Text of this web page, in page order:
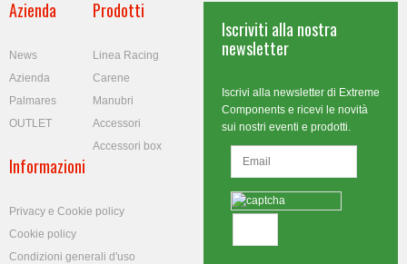
Azienda
News
Azienda
Palmares
OUTLET
Prodotti
Linea Racing
Carene
Manubri
Accessori
Accessori box
Informazioni
Privacy e Cookie policy
Cookie policy
Condizioni generali d'uso
Iscriviti alla nostra
newsletter
Iscrivi alla newsletter di Extreme
Components e ricevi le novità
sui nostri eventi e prodotti.